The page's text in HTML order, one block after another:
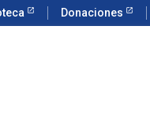
Donaciones